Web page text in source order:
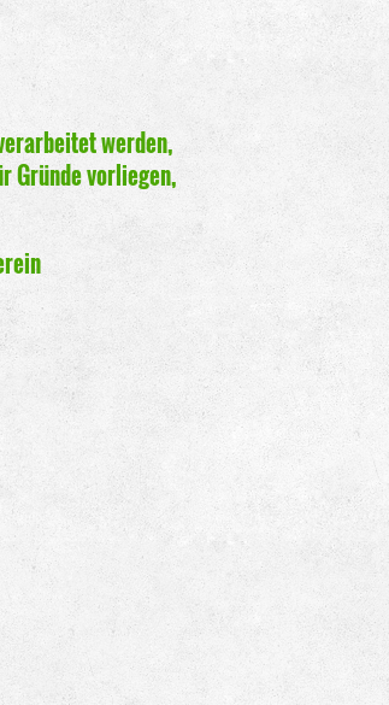
werden,
Gründe vorliegen,